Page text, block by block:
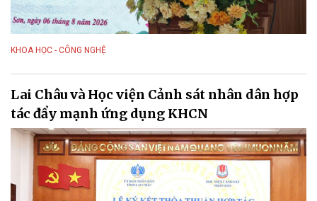
KHOA HỌC - CÔNG NGHỆ
Lai Châu và Học viện Cảnh sát nhân dân hợp
tác đẩy mạnh ứng dụng KHCN